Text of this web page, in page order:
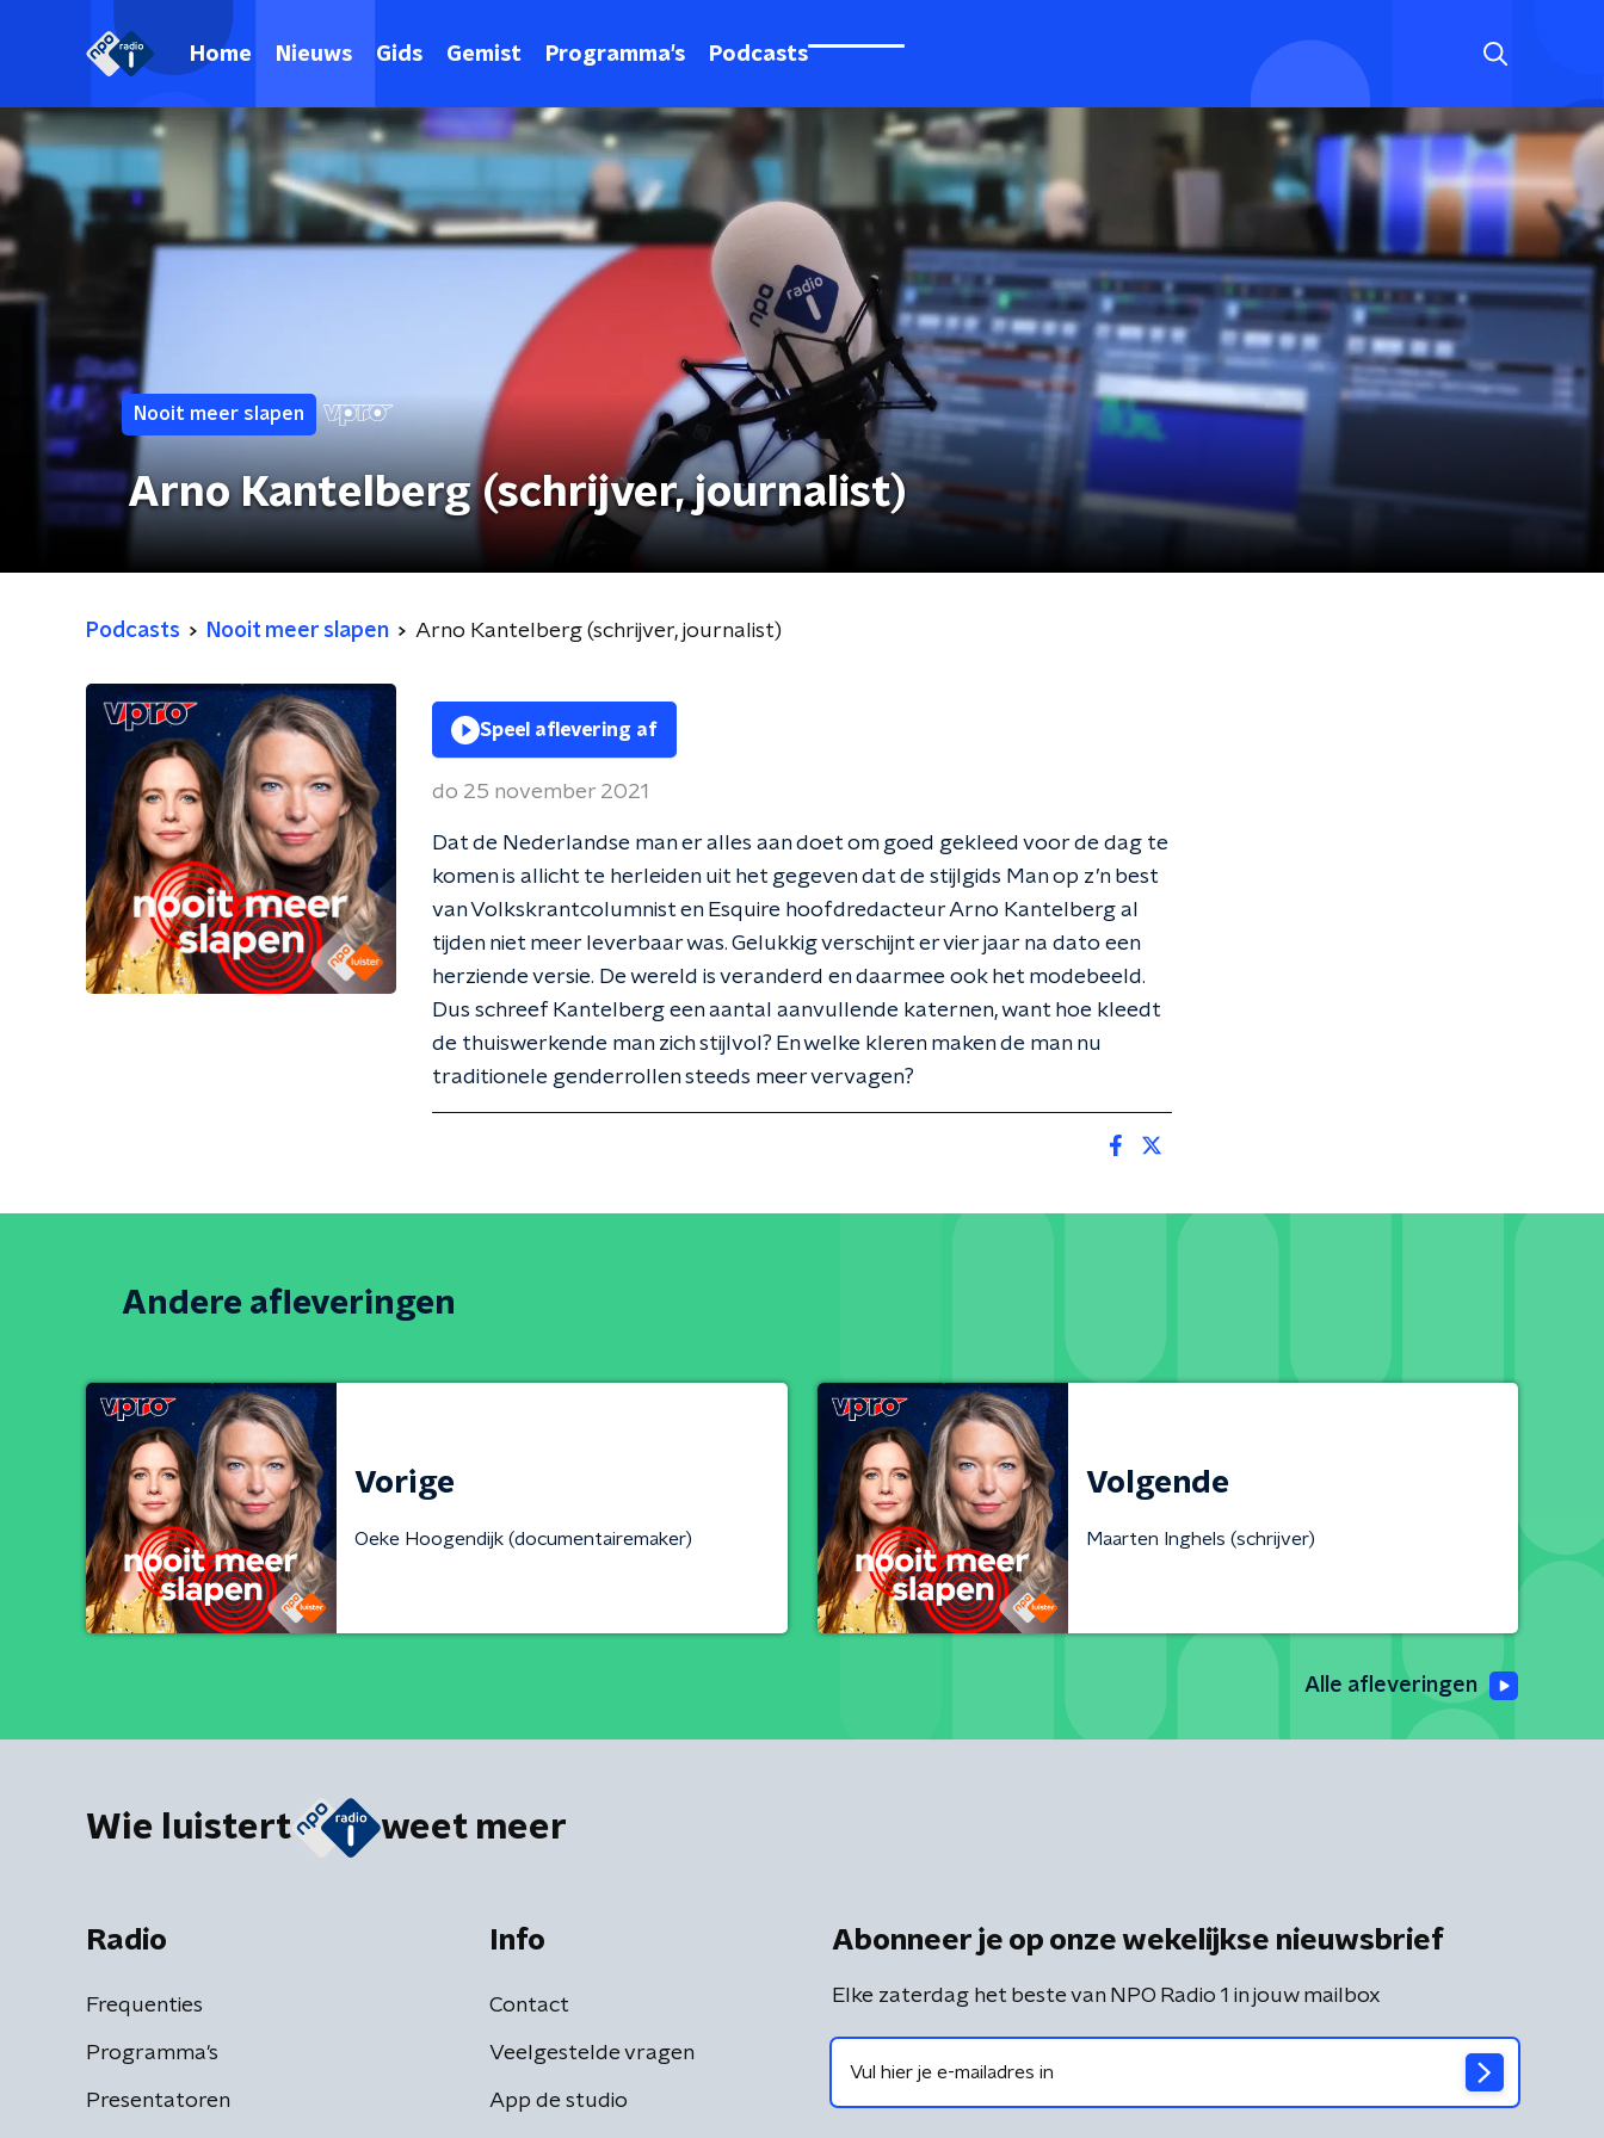
Home Nieuws Gids Gemist Programma's Podcasts
Nooit meer slapen
Arno Kantelberg (schrijver, journalist)
Podcasts Nooit meer slapen Arno Kantelberg (schrijver, journalist)
Speel aflevering af
do 25 november 2021
Dat de Nederlandse man er alles aan doet om goed gekleed voor de dag te
komen is allicht te herleiden uit het gegeven dat de stijlgids Man op z’n best
van Volkskrantcolumnist en Esquire hoofdredacteur Arno Kantelberg al
tijden niet meer leverbaar was. Gelukkig verschijnt er vier jaar na dato een
herziende versie. De wereld is veranderd en daarmee ook het modebeeld.
Dus schreef Kantelberg een aantal aanvullende katernen, want hoe kleedt
de thuiswerkende man zich stijlvol? En welke kleren maken de man nu
traditionele genderrollen steeds meer vervagen?
Andere afleveringen
Vorige
Oeke Hoogendijk (documentairemaker)
Volgende
Maarten Inghels (schrijver)
Alle afleveringen
Wie luistert weet meer
Radio
Frequenties
Programma's
Presentatoren
Info
Contact
Veelgestelde vragen
App de studio
Abonneer je op onze wekelijkse nieuwsbrief
Elke zaterdag het beste van NPO Radio 1 in jouw mailbox